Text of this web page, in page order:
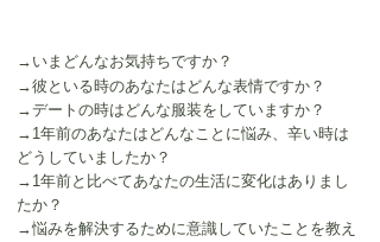
→いまどんなお気持ちですか？
→彼といる時のあなたはどんな表情ですか？
→デートの時はどんな服装をしていますか？
→1年前のあなたはどんなことに悩み、辛い時は
どうしていましたか？
→1年前と比べてあなたの生活に変化はありまし
たか？
→悩みを解決するために意識していたことを教え